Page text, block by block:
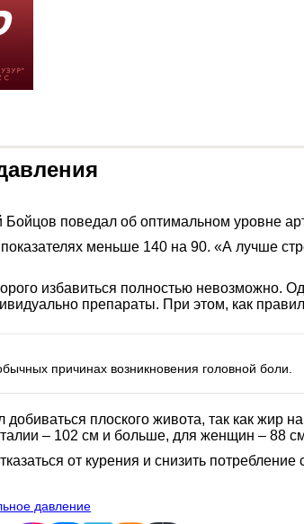
поведал об оптимальном уровне
меньше 140 на 90. «А лучше
избавиться полностью невозможно.
препараты. При этом, как
причинах возникновения головной боли.
плоского живота, так как жир
– 102 см и больше, для женщин – 88
от курения и снизить
давление